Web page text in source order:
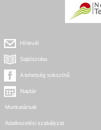
Hírlevél
Sajtószoba
A tehetség sokszínű
Naptár
Munkatársak
Adatkezelési szabályzat